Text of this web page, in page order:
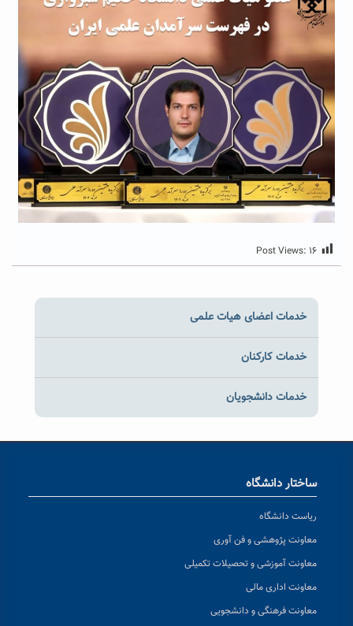
Post Views: ۱۶
خدمات اعضای هیات علمی
خدمات کارکنان
خدمات دانشجویان
ساختار دانشگاه
ریاست دانشگاه
معاونت پژوهشی و فن آوری
معاونت آموزشی و تحصیلات تکمیلی
معاونت اداری مالی
معاونت فرهنگی و دانشجویی